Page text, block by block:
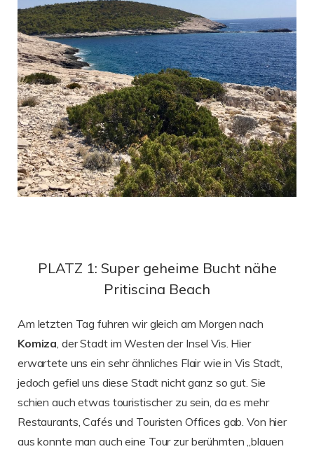
PLATZ 1: Super geheime Bucht nähe
Pritiscina Beach
Am letzten Tag fuhren wir gleich am Morgen nach
Komiza , der Stadt im Westen der Insel Vis. Hier
erwartete uns ein sehr ähnliches Flair wie in Vis Stadt,
jedoch gefiel uns diese Stadt nicht ganz so gut. Sie
schien auch etwas touristischer zu sein, da es mehr
Restaurants, Cafés und Touristen Offices gab. Von hier
aus konnte man auch eine Tour zur berühmten „blauen